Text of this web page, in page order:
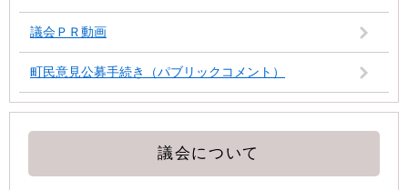
議会ＰＲ動画
町民意見公募手続き（パブリックコメント）
議会について